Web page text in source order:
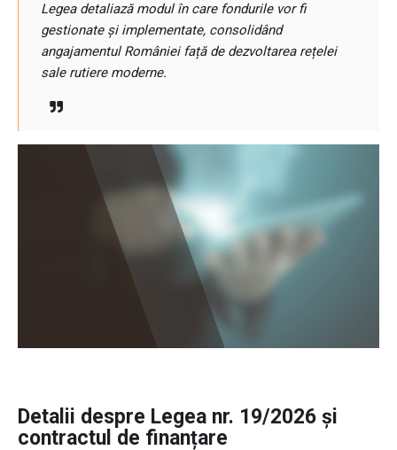
Legea detaliază modul în care fondurile vor fi
gestionate și implementate, consolidând
angajamentul României față de dezvoltarea rețelei
sale rutiere moderne.
Detalii despre Legea nr. 19/2026 și
contractul de finanțare